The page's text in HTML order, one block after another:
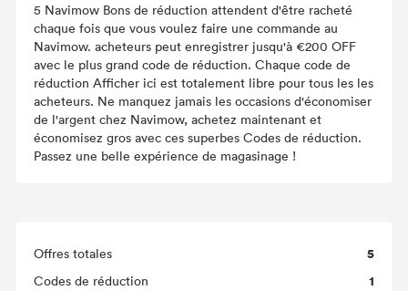
5 Navimow Bons de réduction attendent d'être racheté
chaque fois que vous voulez faire une commande au
Navimow. acheteurs peut enregistrer jusqu'à €200 OFF
avec le plus grand code de réduction. Chaque code de
réduction Afficher ici est totalement libre pour tous les les
acheteurs. Ne manquez jamais les occasions d'économiser
de l'argent chez Navimow, achetez maintenant et
économisez gros avec ces superbes Codes de réduction.
Passez une belle expérience de magasinage !
Offres totales 5
Codes de réduction 1